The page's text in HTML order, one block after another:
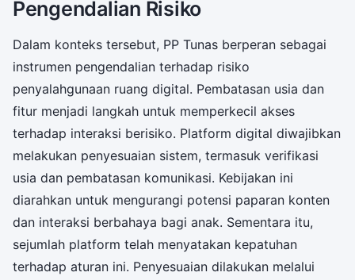
Pengendalian Risiko
Dalam konteks tersebut, PP Tunas berperan sebagai
instrumen pengendalian terhadap risiko
penyalahgunaan ruang digital. Pembatasan usia dan
fitur menjadi langkah untuk memperkecil akses
terhadap interaksi berisiko. Platform digital diwajibkan
melakukan penyesuaian sistem, termasuk verifikasi
usia dan pembatasan komunikasi. Kebijakan ini
diarahkan untuk mengurangi potensi paparan konten
dan interaksi berbahaya bagi anak. Sementara itu,
sejumlah platform telah menyatakan kepatuhan
terhadap aturan ini. Penyesuaian dilakukan melalui